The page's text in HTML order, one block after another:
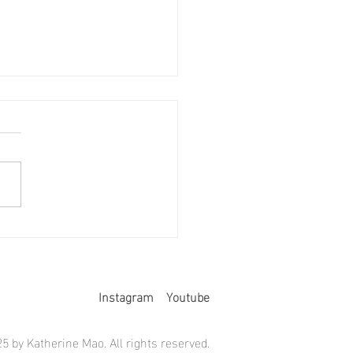
嗎
Instagram Youtube
by Katherine Mao. All rights reserved.